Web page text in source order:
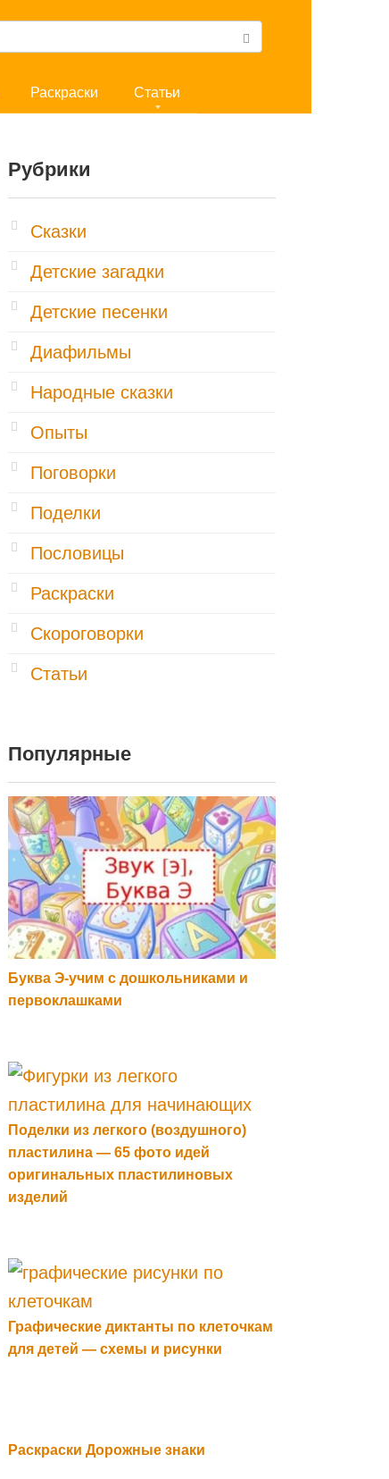
Раскраски Статьи
Рубрики
Cказки
Детские загадки
Детские песенки
Диафильмы
Народные сказки
Опыты
Поговорки
Поделки
Пословицы
Раскраски
Скороговорки
Статьи
Популярные
Буква Э-учим с дошкольниками и
первоклашками
Поделки из легкого (воздушного)
пластилина — 65 фото идей
оригинальных пластилиновых
изделий
Графические диктанты по клеточкам
для детей — схемы и рисунки
Раскраски Дорожные знаки